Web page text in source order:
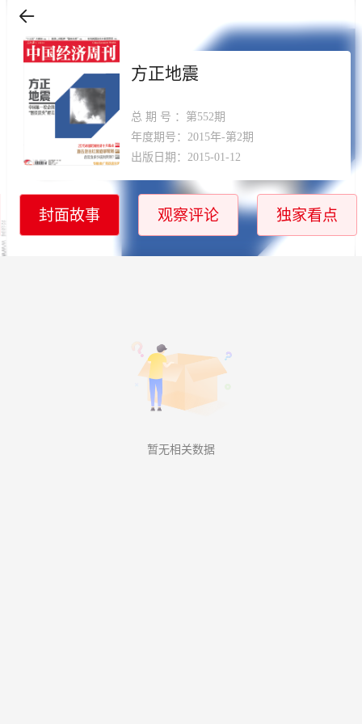
方正地震
总期号 ：第552期
年度期号：2015年-第2期
出版日期：2015-01-12
封面故事 观察评论 独家看点
暂无相关数据